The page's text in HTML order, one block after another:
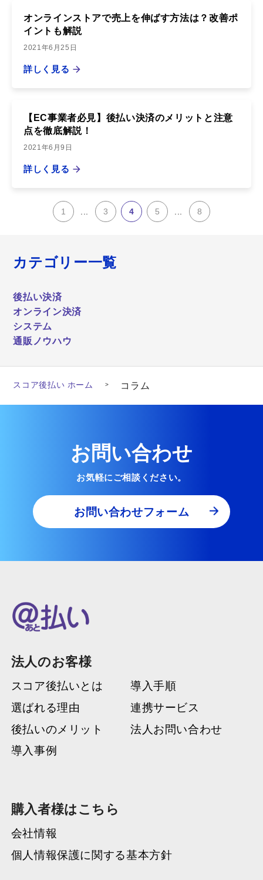
オンラインストアで売上を伸ばす方法は？改善ポ
イントも解説
2021年6月25日
詳しく見る
【EC事業者必見】後払い決済のメリットと注意
点を徹底解説！
2021年6月9日
詳しく見る
1 3 4 5 8
カテゴリー一覧
後払い決済
オンライン決済
システム
通販ノウハウ
スコア後払い ホーム コラム
お問い合わせ
お気軽にご相談ください。
お問い合わせフォーム
法人のお客様
スコア後払いとは
導入手順
選ばれる理由
連携サービス
後払いのメリット
法人お問い合わせ
導入事例
購入者様はこちら
会社情報
個人情報保護に関する基本方針